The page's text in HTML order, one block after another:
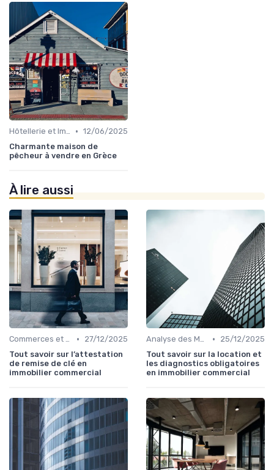
Hôtellerie et Immobilier de Loisirs • 12/06/2025
Charmante maison de
pêcheur à vendre en Grèce
À lire aussi
Commerces et Retail •
27/12/2025
Tout savoir sur l’attestation
de remise de clé en
immobilier commercial
Analyse des Marchés Locaux et Globaux •
25/12/2025
Tout savoir sur la location et
les diagnostics obligatoires
en immobilier commercial